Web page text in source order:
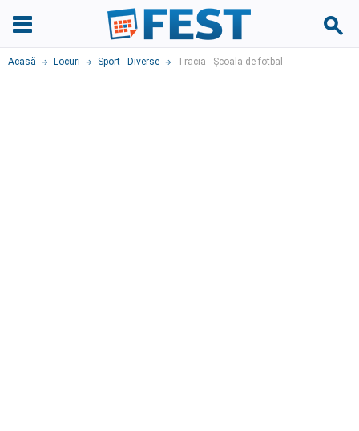
Acasă Locuri Sport - Diverse Tracia - Școala de fotbal